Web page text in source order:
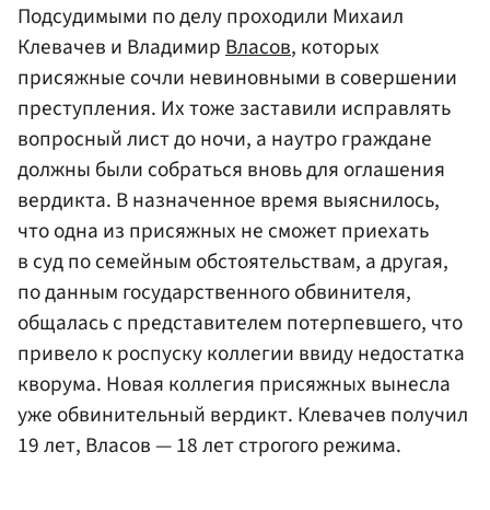
Подсудимыми по делу проходили Михаил
Клевачев и ВладимирВласов, которых
присяжные сочли невиновными в совершении
преступления. Их тоже заставили исправлять
вопросный лист до ночи, а наутро граждане
должны были собраться вновь для оглашения
вердикта. В назначенное время выяснилось,
что одна из присяжных не сможет приехать
в суд по семейным обстоятельствам, а другая,
по данным государственного обвинителя,
общалась с представителем потерпевшего, что
привело к роспуску коллегии ввиду недостатка
кворума. Новая коллегия присяжных вынесла
уже обвинительный вердикт. Клевачев получил
19 лет, Власов — 18 лет строгого режима.